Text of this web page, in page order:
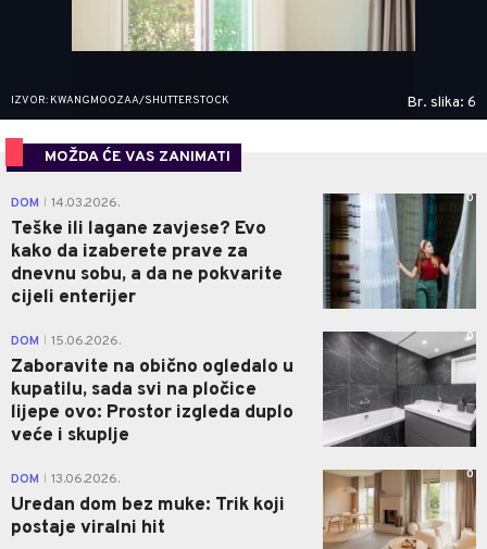
IZVOR: KWANGMOOZAA/SHUTTERSTOCK Br. slika: 6
MOŽDA ĆE VAS ZANIMATI
DOM 14.03.2026.
Teške ili lagane zavjese? Evo
kako da izaberete prave za
dnevnu sobu, a da ne pokvarite
cijeli enterijer
0
DOM 15.06.2026.
Zaboravite na obično ogledalo u
kupatilu, sada svi na pločice
lijepe ovo: Prostor izgleda duplo
veće i skuplje
0
DOM 13.06.2026.
Uredan dom bez muke: Trik koji
postaje viralni hit
0